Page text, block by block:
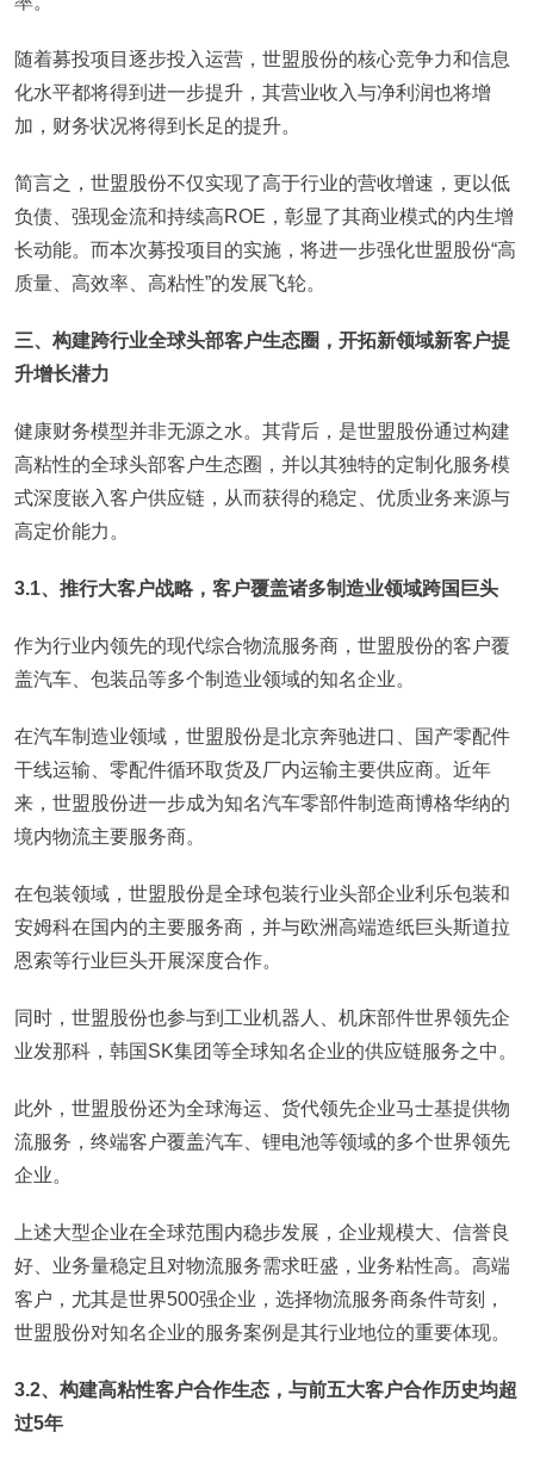
随着募投项目逐步投入运营，世盟股份的核心竞争力和信息
化水平都将得到进一步提升，其营业收入与净利润也将增
加，财务状况将得到长足的提升。
简言之，世盟股份不仅实现了高于行业的营收增速，更以低
负债、强现金流和持续高ROE，彰显了其商业模式的内生增
长动能。而本次募投项目的实施，将进一步强化世盟股份“高
质量、高效率、高粘性”的发展飞轮。
三、构建跨行业全球头部客户生态圈，开拓新领域新客户提
升增长潜力
健康财务模型并非无源之水。其背后，是世盟股份通过构建
高粘性的全球头部客户生态圈，并以其独特的定制化服务模
式深度嵌入客户供应链，从而获得的稳定、优质业务来源与
高定价能力。
3.1、推行大客户战略，客户覆盖诸多制造业领域跨国巨头
作为行业内领先的现代综合物流服务商，世盟股份的客户覆
盖汽车、包装品等多个制造业领域的知名企业。
在汽车制造业领域，世盟股份是北京奔驰进口、国产零配件
干线运输、零配件循环取货及厂内运输主要供应商。近年
来，世盟股份进一步成为知名汽车零部件制造商博格华纳的
境内物流主要服务商。
在包装领域，世盟股份是全球包装行业头部企业利乐包装和
安姆科在国内的主要服务商，并与欧洲高端造纸巨头斯道拉
恩索等行业巨头开展深度合作。
同时，世盟股份也参与到工业机器人、机床部件世界领先企
业发那科，韩国SK集团等全球知名企业的供应链服务之中。
此外，世盟股份还为全球海运、货代领先企业马士基提供物
流服务，终端客户覆盖汽车、锂电池等领域的多个世界领先
企业。
上述大型企业在全球范围内稳步发展，企业规模大、信誉良
好、业务量稳定且对物流服务需求旺盛，业务粘性高。高端
客户，尤其是世界500强企业，选择物流服务商条件苛刻，
世盟股份对知名企业的服务案例是其行业地位的重要体现。
3.2、构建高粘性客户合作生态，与前五大客户合作历史均超
过5年